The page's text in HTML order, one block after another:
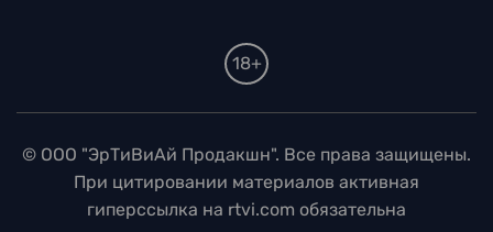
18+
© ООО "ЭрТиВиАй Продакшн". Все права защищены.
При цитировании материалов активная
гиперссылка на rtvi.com обязательна